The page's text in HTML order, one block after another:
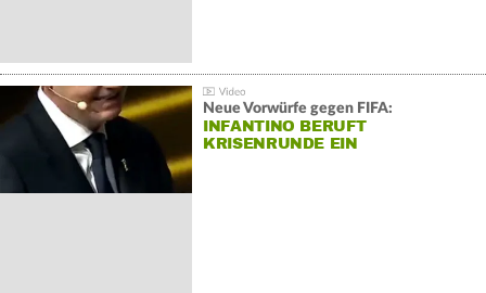
Neue Vorwürfe gegen FIFA:
INFANTINO BERUFT
KRISENRUNDE EIN